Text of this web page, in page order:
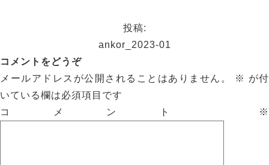
投稿:
ankor_2023-01
コメントをどうぞ
メールアドレスが公開されることはありません。
※ が付
いている欄は必須項目です
コメント
※